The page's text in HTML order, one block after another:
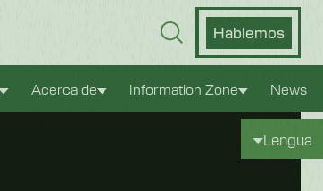
Hablemos
Acerca de Information Zone News
Lengua